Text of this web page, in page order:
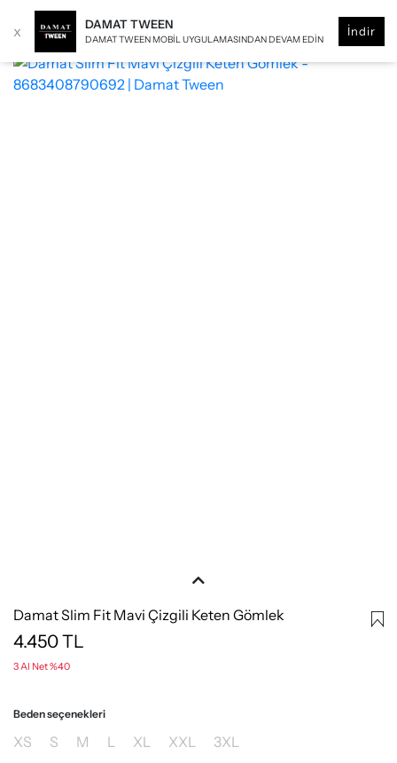
x DAMAT TWEEN
DAMAT TWEEN MOBIL UYGULAMASINDAN DEVAM EDIN
İndir
Damat Slim Fit Mavi Çizgili Keten Gömlek
4.450TL
3 Al Net %40
Beden seçenekleri
XS S M L XL XXL 3XL